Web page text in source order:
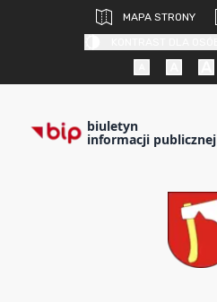
MAPA STRONY
biuletyn
informacji publicznej